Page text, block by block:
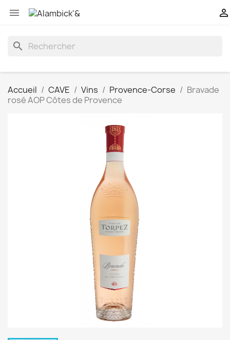
 
search
Accueil CAVE Vins Provence-Corse
Bravade
rosé AOP Côtes de Provence